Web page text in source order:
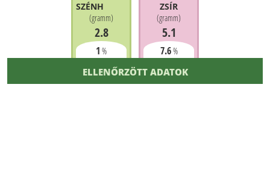
SZÉNHIDRÁT
(gramm)
2.8
1 %
ZSÍR
(gramm)
5.1
7.6%
ELLENŐRZÖTT ADATOK